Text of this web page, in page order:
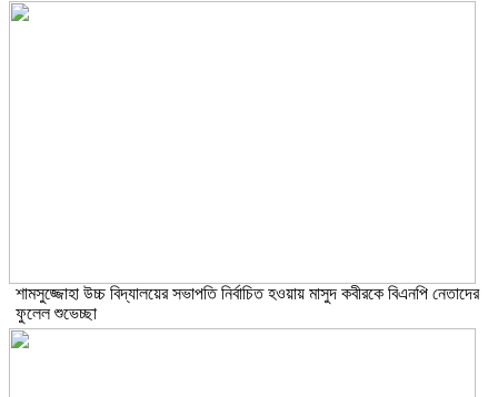
শামসুজ্জোহা উচ্চ বিদ্যালয়ের সভাপতি নির্বাচিত হওয়ায় মাসুদ কবীরকে বিএনপি নেতাদের
ফুলেল শুভেচ্ছা